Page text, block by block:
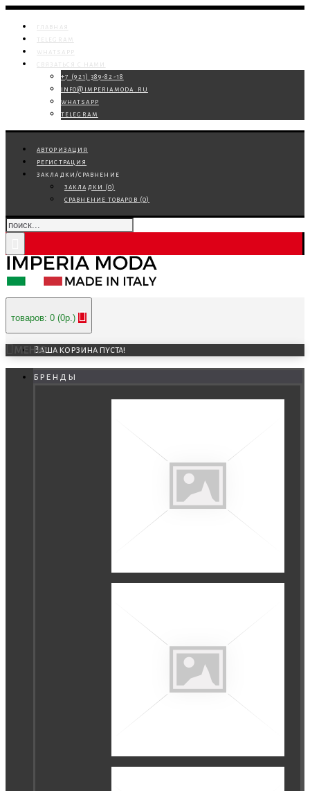
главная
telegram
whatsapp
связаться с нами
+7 (921) 389-82-18
info@imperiamoda.ru
whatsapp
telegram
авторизация
регистрация
закладки/сравнение
закладки (0)
сравнение товаров (0)
товаров: 0 (0р.)
Ваша корзина пуста!
МЕНЮ
бренды